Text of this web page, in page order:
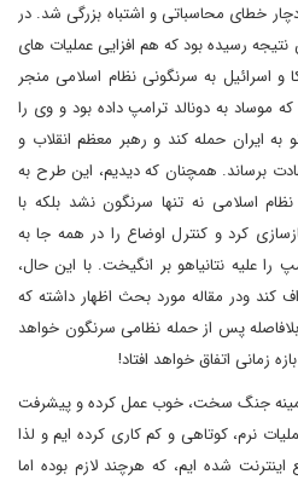
جنگ جدید ۸۰ روزه، دچار خطای محاسباتی و اشتباه بزرگی شد. در
نتیجه رسیده بود که هم افزایی عملیات های
و اسرائیل به سرنگونی نظام اسلامی منجر
موساد به دونالد ترامپ داده بود و وی را
ایران حمله کند و رهبر معظم انقلاب و
برساند. همچنان که دیدیم، این طرح به
اسلامی نه تنها سرنگون نشد بلکه با
کرد و کنترل اوضاع را در همه جا به
علیه نتانیاهو بر انگیخت. با این حال،
کند ودر مقاله مورد بحث اظهار داشته که
پس از حمله نظامی سرنگون خواهد
زمانی اتفاق خواهد افتاد!
جنگ سخت، خوب عمل کرده و پیشرفت
نرم، کوتاهی و کم کاری کرده ایم و لذا
شده ایم، که هرچند لازم بوده اما